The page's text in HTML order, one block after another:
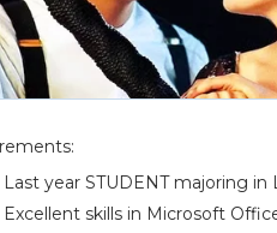
Last year STUDENT majoring
Excellent skills in Microsoft